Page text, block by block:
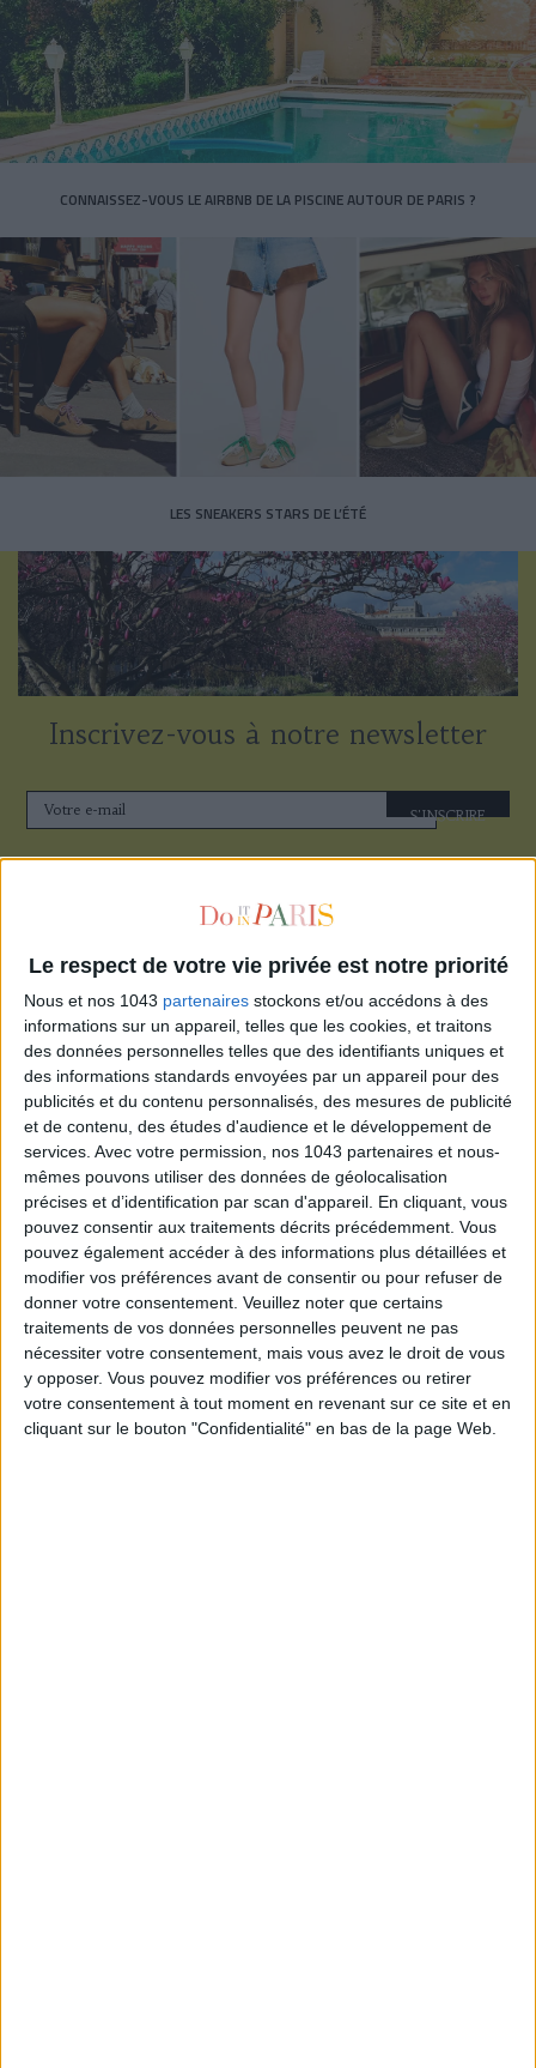
Le respect de votre vie privée est notre priorité
Nous et nos 1043 partenaires stockons et/ou accédons à des
informations sur un appareil, telles que les cookies, et traitons
des données personnelles telles que des identifiants uniques et
des informations standards envoyées par un appareil pour des
publicités et du contenu personnalisés, des mesures de publicité
et de contenu, des études d'audience et le développement de
services. Avec votre permission, nos 1043 partenaires et nous-
mêmes pouvons utiliser des données de géolocalisation
précises et d’identification par scan d'appareil. En cliquant, vous
pouvez consentir aux traitements décrits précédemment. Vous
pouvez également accéder à des informations plus détaillées et
modifier vos préférences avant de consentir ou pour refuser de
donner votre consentement. Veuillez noter que certains
traitements de vos données personnelles peuvent ne pas
nécessiter votre consentement, mais vous avez le droit de vous
y opposer. Vous pouvez modifier vos préférences ou retirer
votre consentement à tout moment en revenant sur ce site et en
cliquant sur le bouton "Confidentialité" en bas de la page Web.
CONNAISSEZ-VOUS LE AIRBNB DE LA PISCINE AUTOUR DE PARIS ?
LES SNEAKERS STARS DE L’ÉTÉ
Inscrivez-vous à notre newsletter
S'INSCRIRE
ADOPT PARFUMS RÉVOLUTIONNE LA PARFUMERIE MADE IN FRANCE À PETIT PRIX